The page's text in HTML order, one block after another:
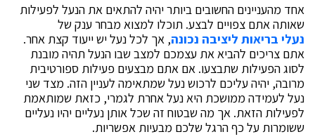
אחד מהעניינים החשובים ביותר יהיה להתאים את הנעל לפעילות
שאותה אתם צפויים לבצע. תוכלו למצוא מבחר ענק של
נעלי בריאות ליציבה נכונה, אך לכל נעל יש ייעוד קצת אחר.
אתם צריכים להביא את עצמכם למצב שבו הנעל תהיה מובנת
לסוג הפעילות שתבצעו. אם אתם מבצעים פעילות ספורטיבית
מרובה, יהיה עליכם לרכוש נעל שמתאימה לעניין הזה. מצד שני
נעל לעמידה ממושכת היא נעל אחרת לגמרי, כזאת שמותאמת
לפעילות הזאת. אך מה שבטוח זה שכל אותן נעליים יהיו נעליים
ששומרות על כף הרגל שלכם מבעיות אפשריות.